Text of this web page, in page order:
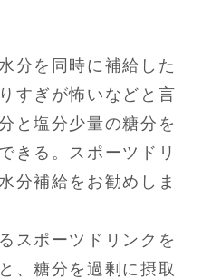
分を同時に補給した
すぎが怖いなどと言
と塩分少量の糖分を
きる。スポーツドリ
分補給をお勧めしま
スポーツドリンクを
、糖分を過剰に摂取